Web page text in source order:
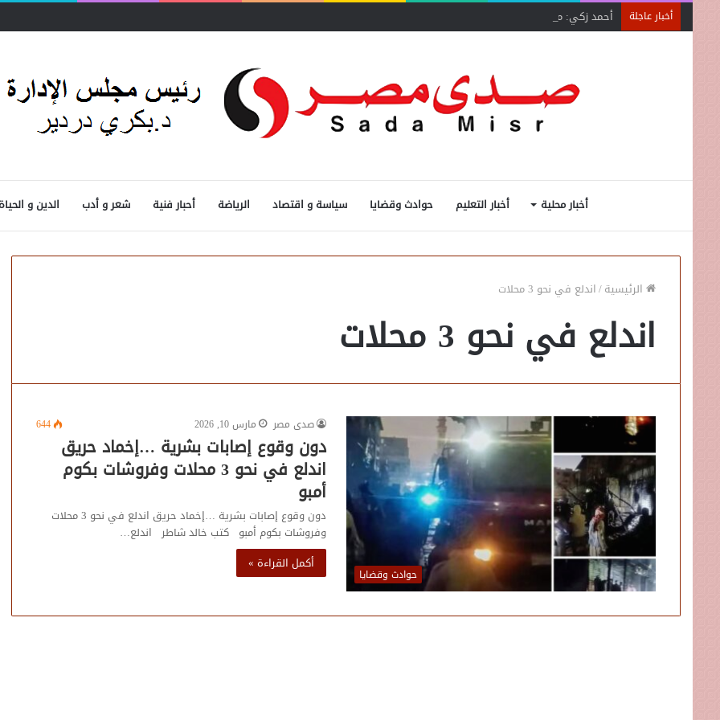
أخبار عاجلة أحمد زكي: مبادرة “مصر تنطلق بالتصدير”
أخبار محلية أخبار التعليم حوادث وقضايا سياسة و اقتصاد الرياضة أحبار فنية شعر و أدب الدين و الحياة
الرئيسية/اندلع في نحو 3 محلات
اندلع في نحو 3 محلات
حوادث وقضايا
صدى مصر مارس 10, 2026 644
دون وقوع إصابات بشرية …إخماد حريق
اندلع في نحو 3 محلات وفروشات بكوم
أمبو
دون وقوع إصابات بشرية …إخماد حريق اندلع في نحو 3 محلات
وفروشات بكوم أمبو كتب خالد شاطر اندلع…
أكمل القراءة »